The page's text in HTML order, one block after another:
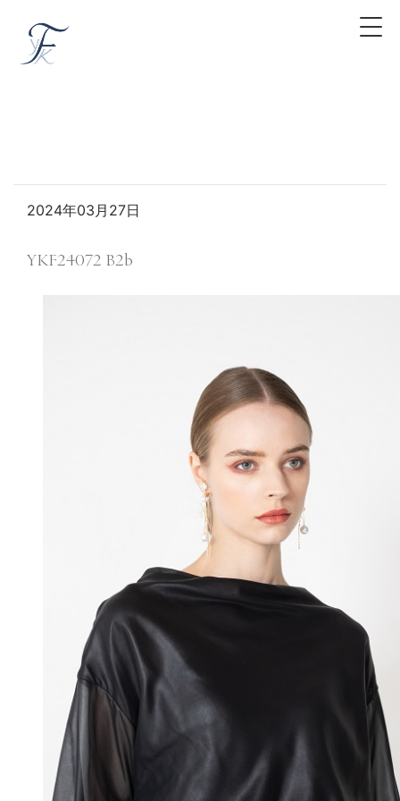
2024年03月27日
YKF24072 B2b